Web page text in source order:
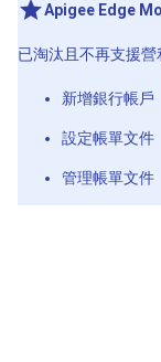
Apigee Edge
已淘汰且不再支援營
新增銀行帳戶
設定帳單文件
管理帳單文件